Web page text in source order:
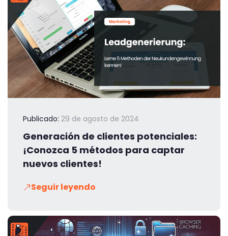
Publicado: 29 de agosto de 2024
Generación de clientes potenciales:
¡Conozca 5 métodos para captar
nuevos clientes!
Seguir leyendo